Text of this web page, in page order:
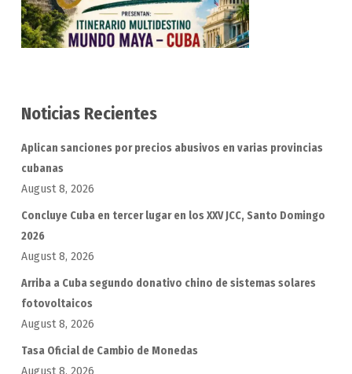
Noticias Recientes
Aplican sanciones por precios abusivos en varias provincias
cubanas
August 8, 2026
Concluye Cuba en tercer lugar en los XXV JCC, Santo Domingo
2026
August 8, 2026
Arriba a Cuba segundo donativo chino de sistemas solares
fotovoltaicos
August 8, 2026
Tasa Oficial de Cambio de Monedas